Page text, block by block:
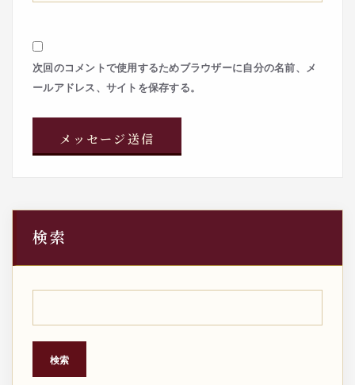
次回のコメントで使用するためブラウザーに自分の名前、メ
ールアドレス、サイトを保存する。
検索
検索